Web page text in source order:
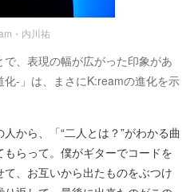
・内川祐
、表現の幅が広がった印象があ
-」は、まさにK:reamの進化を示
から、「“二人とは？”がわかる曲
らって。僕がギターでコードを
、お互いから出たものをぶつけ